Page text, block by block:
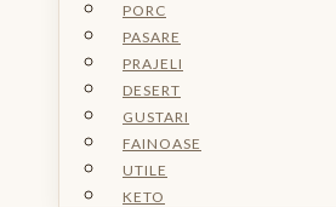
PORC
PASARE
PRAJELI
DESERT
GUSTARI
FAINOASE
UTILE
KETO